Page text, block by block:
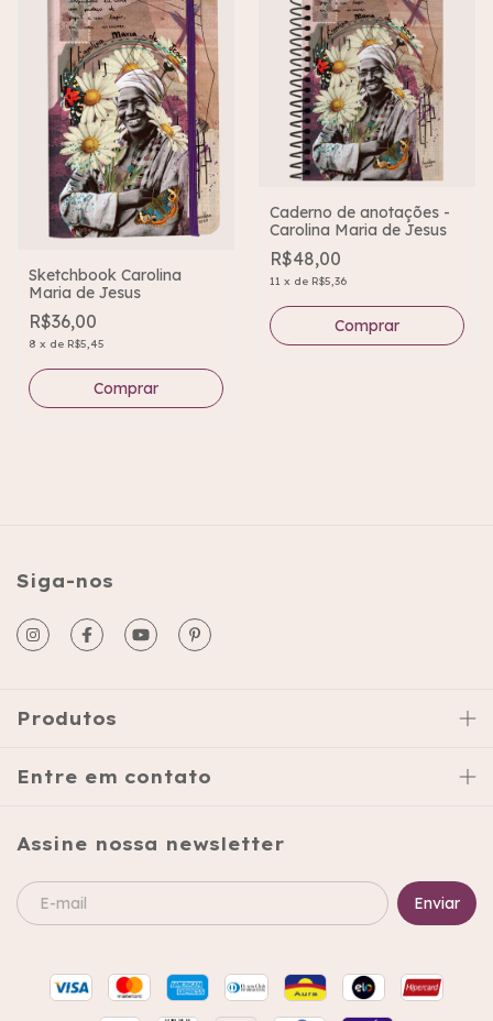
Sketchbook Carolina
Maria de Jesus
R$36,00
8 x de R$5,45
Caderno de anotações -
Carolina Maria de Jesus
R$48,00
11 x de R$5,36
Siga-nos
Produtos
Entre em contato
Assine nossa newsletter